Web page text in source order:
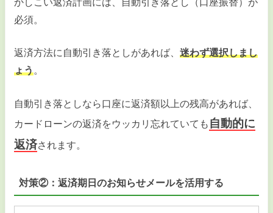
必須。
返済方法に自動引き落としがあれば、迷わず選択しまし
ょう。
自動引き落としなら口座に返済額以上の残高があれば、
カードローンの返済をウッカリ忘れていても 自動的に
返済されます。
対策②：返済期日のお知らせメールを活用する